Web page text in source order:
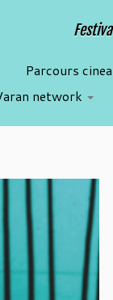
Parcours
network